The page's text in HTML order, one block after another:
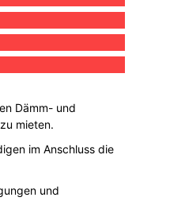
Dämm- und
mieten.
im Anschluss die
und